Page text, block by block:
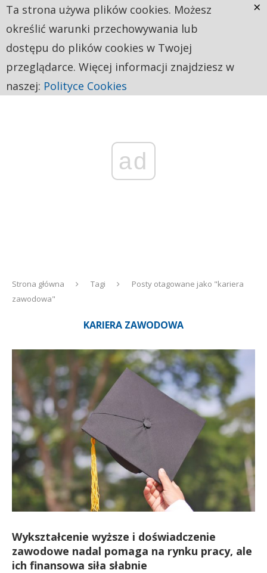
ad
Strona główna Tagi
Posty otagowane jako "kariera
zawodowa"
KARIERA ZAWODOWA
Wykształcenie wyższe i doświadczenie
zawodowe nadal pomaga na rynku pracy, ale
ich finansowa siła słabnie
Ta strona używa plików cookies. Możesz
określić warunki przechowywania lub
dostępu do plików cookies w Twojej
przeglądarce. Więcej informacji znajdziesz w
naszej: Polityce Cookies
×